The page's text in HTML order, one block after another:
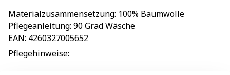
Materialzusammensetzung: 100% Baumwolle
Pflegeanleitung: 90 Grad Wäsche
EAN: 4260327005652
Pflegehinweise: